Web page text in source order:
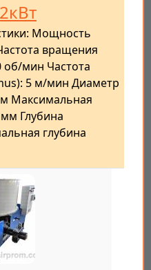
Мощность
вращения
об/мин Частота
5 м/мин Диаметр
Максимальная
Глубина
глубина